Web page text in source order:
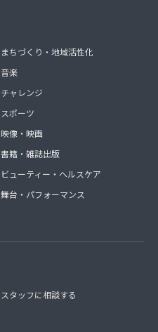
まちづくり・地域活性化
音楽
チャレンジ
スポーツ
映像・映画
書籍・雑誌出版
ビューティー・ヘルスケア
舞台・パフォーマンス
スタッフに相談する